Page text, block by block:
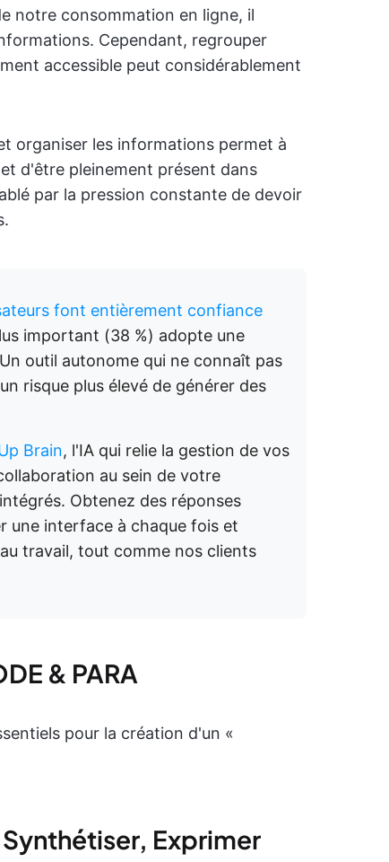
notre consommation en ligne, il
Cependant, regrouper
accessible peut considérablement
organiser les informations permet à
d'être pleinement présent dans
par la pression constante de devoir
font entièrement confiance
important (38 %) adopte une
outil autonome qui ne connaît pas
risque plus élevé de générer des
Brain, l'IA qui relie la gestion de vos
au sein de votre
Obtenez des réponses
une interface à chaque fois et
travail, tout comme nos clients
& PARA
pour la création d'un «
Exprimer